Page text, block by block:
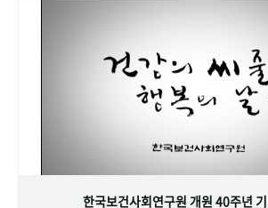
한국보건사회연구원 개원 40주년